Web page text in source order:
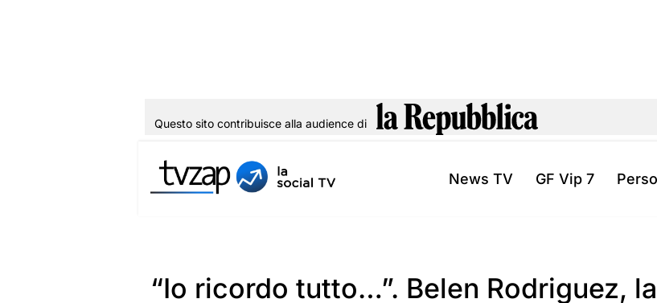
al
Questo sito contribuisce alla audience di
News TV GF Vip 7
“Io ricordo tutto…”. Belen Rodriguez, la